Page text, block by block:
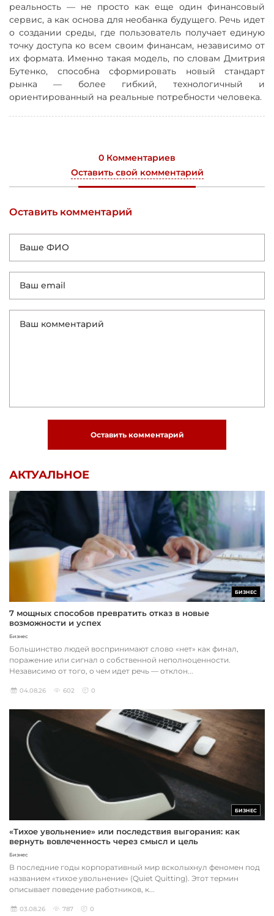
реальность — не просто как еще один финансовый
сервис, а как основа для необанка будущего. Речь идет
о создании среды, где пользователь получает единую
точку доступа ко всем своим финансам, независимо от
их формата. Именно такая модель, по словам Дмитрия
Бутенко, способна сформировать новый стандарт
рынка — более гибкий, технологичный и
ориентированный на реальные потребности человека.
0 Комментариев
Оставить свой комментарий
Оставить комментарий
Оставить комментарий
АКТУАЛЬНОЕ
БИЗНЕС
7 мощных способов превратить отказ в новые
возможности и успех
Бизнес
Большинство людей воспринимают слово «нет» как финал,
поражение или сигнал о собственной неполноценности.
Независимо от того, о чем идет речь — отклон...
04.08.26 602 0
БИЗНЕС
«Тихое увольнение» или последствия выгорания: как
вернуть вовлеченность через смысл и цель
Бизнес
В последние годы корпоративный мир всколыхнул феномен под
названием «тихое увольнение» (Quiet Quitting). Этот термин
описывает поведение работников, к...
03.08.26 787 0